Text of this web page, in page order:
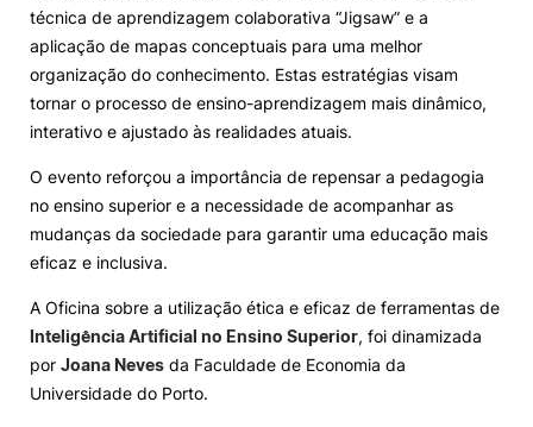
técnica de aprendizagem colaborativa “Jigsaw” e a
aplicação de mapas conceptuais para uma melhor
organização do conhecimento. Estas estratégias visam
tornar o processo de ensino-aprendizagem mais dinâmico,
interativo e ajustado às realidades atuais.
O evento reforçou a importância de repensar a pedagogia
no ensino superior e a necessidade de acompanhar as
mudanças da sociedade para garantir uma educação mais
eficaz e inclusiva.
A Oficina sobre a utilização ética e eficaz de ferramentas de
Inteligência Artificial no Ensino Superior, foi dinamizada
por Joana Neves da Faculdade de Economia da
Universidade do Porto.